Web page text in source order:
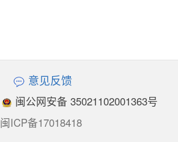
意见反馈
闽公网安备 35021102001363号
闽ICP备17018418